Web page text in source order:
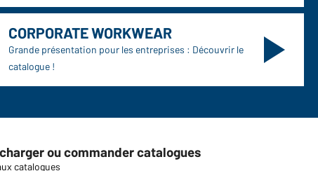
CORPORATE WORKWEAR
Grande présentation pour les entreprises : Découvrir le
catalogue !
ou commander catalogues
catalogues